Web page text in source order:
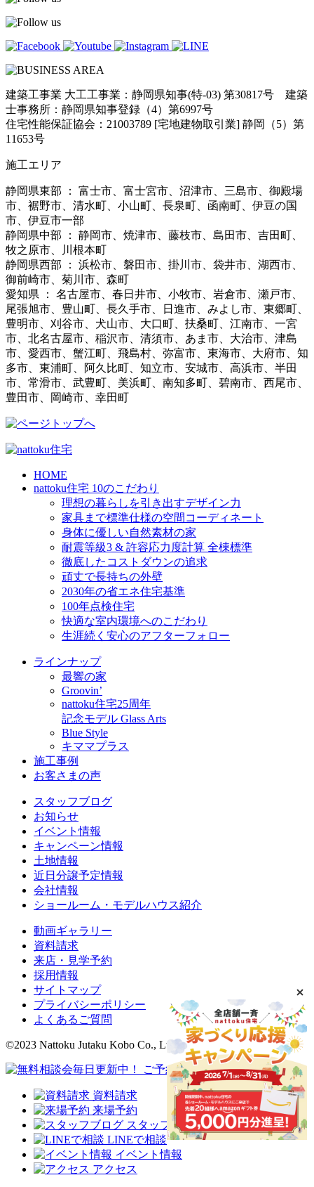
建築工事業 大工工事業：静岡県知事(特-03) 第30817号 建築
士事務所：静岡県知事登録（4）第6997号
住宅性能保証協会：21003789 [宅地建物取引業] 静岡（5）第
11653号
施工エリア
静岡県東部 ： 富士市、富士宮市、沼津市、三島市、御殿場
市、裾野市、清水町、小山町、長泉町、函南町、伊豆の国
市、伊豆市一部
静岡県中部 ： 静岡市、焼津市、藤枝市、島田市、吉田町、
牧之原市、川根本町
静岡県西部 ： 浜松市、磐田市、掛川市、袋井市、湖西市、
御前崎市、菊川市、森町
愛知県 ： 名古屋市、春日井市、小牧市、岩倉市、瀬戸市、
尾張旭市、豊山町、長久手市、日進市、みよし市、東郷町、
豊明市、刈谷市、犬山市、大口町、扶桑町、江南市、一宮
市、北名古屋市、稲沢市、清須市、あま市、大治市、津島
市、愛西市、蟹江町、飛島村、弥富市、東海市、大府市、知
多市、東浦町、阿久比町、知立市、安城市、高浜市、半田
市、常滑市、武豊町、美浜町、南知多町、碧南市、西尾市、
豊田市、岡崎市、幸田町
HOME
nattoku住宅 10のこだわり
理想の暮らしを引き出すデザイン力
家具まで標準仕様の空間コーディネート
身体に優しい自然素材の家
耐震等級3 & 許容応力度計算 全棟標準
徹底したコストダウンの追求
頑丈で長持ちの外壁
2030年の省エネ住宅基準
100年点検住宅
快適な室内環境へのこだわり
生涯続く安心のアフターフォロー
ラインナップ
最響の家
Groovin’
nattoku住宅25周年
記念モデル Glass Arts
Blue Style
キママプラス
施工事例
お客さまの声
スタッフブログ
お知らせ
イベント情報
キャンペーン情報
土地情報
近日分譲予定情報
会社情報
ショールーム・モデルハウス紹介
動画ギャラリー
資料請求
来店・見学予約
採用情報
サイトマップ
プライバシーポリシー
よくあるご質問
©2023 Nattoku Jutaku Kobo Co., Ltd.
資料請求
来場予約
スタッフブログ
LINEで相談
イベント情報
アクセス